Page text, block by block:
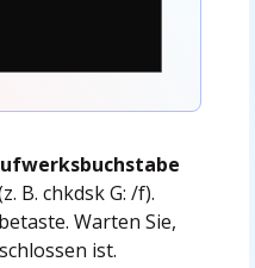
B. chkdsk G: /f).
Warten Sie,
ist.